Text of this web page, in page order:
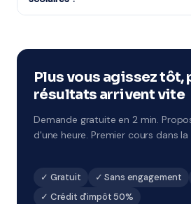
Disponibles à Fréjus.
Plus vous agissez tôt,
résultats arrivent vite
Demande gratuite en 2 min.
d'une heure. Premier cours dans la
✓ Gratuit ✓ Sans engagement
✓ Crédit d'impôt 50%